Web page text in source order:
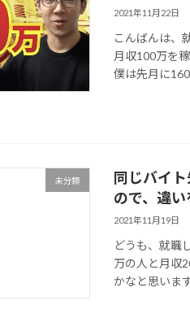
2021年11月22日
こんばんは、
月収100万を
僕は先月に
未分類
同じバイ
ので、違い
2021年11月19日
どうも、就職
万の人と月収
かなと思いま